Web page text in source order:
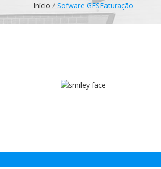
Início Sofware GESFaturação